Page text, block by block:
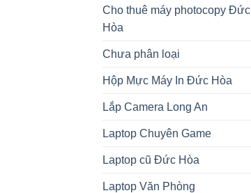
Cho thuê máy photocopy Đức
Hòa
Chưa phân loại
Hộp Mực Máy In Đức Hòa
Lắp Camera Long An
Laptop Chuyên Game
Laptop cũ Đức Hòa
Laptop Văn Phòng